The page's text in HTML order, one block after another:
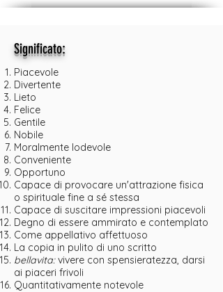
Significato:
Piacevole
Divertente
Lieto
Felice
Gentile
Nobile
Moralmente lodevole
Conveniente
Opportuno
Capace di provocare un'attrazione fisica
o spirituale fine a sé stessa
Capace di suscitare impressioni piacevoli
Degno di essere ammirato e contemplato
Come appellativo affettuoso
La copia in pulito di uno scritto
bellavita:vivere con spensieratezza, darsi
ai piaceri frivoli
Quantitativamente notevole